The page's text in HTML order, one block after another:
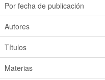
Por fecha de publicación
Autores
Títulos
Materias